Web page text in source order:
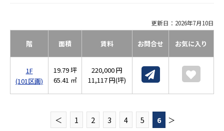
更新日：2026年7月10日
階 面積 賃料 お問合せ お気に入り
1F
(101区画)
19.79 坪
65.41 ㎡
220,000 円
11,117 円(坪)
＜ 1 2 3 4 5 6 ＞